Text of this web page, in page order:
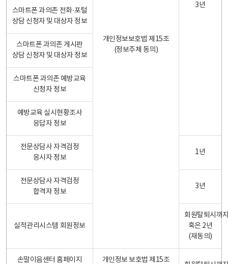
개인정보보호법 제15조
(정보주체 동의)
3년
스마트폰 과의존 전화·포털
상담 신청자 및 대상자 정보
스마트폰 과의존 게시판
상담 신청자 및 대상자 정보
스마트폰 과의존 예방교육
신청자 정보
예방교육 실시현황조사
응답자 정보
전문상담사 자격검정
응시자 정보
1년
전문상담사 자격검정
합격자 정보
3년
실적관리시스템 회원정보
회원탈퇴시까
혹은 2년
(재동의)
손말이음센터 홈페이지
개인정보 보호법 제15조